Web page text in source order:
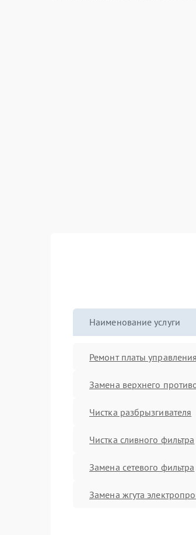
Наименование услуги
Ремонт платы
Замена верхнего
Чистка разбрызгивателя
Чистка сливного фильтра
Замена сетевого фильтра
Замена жгута